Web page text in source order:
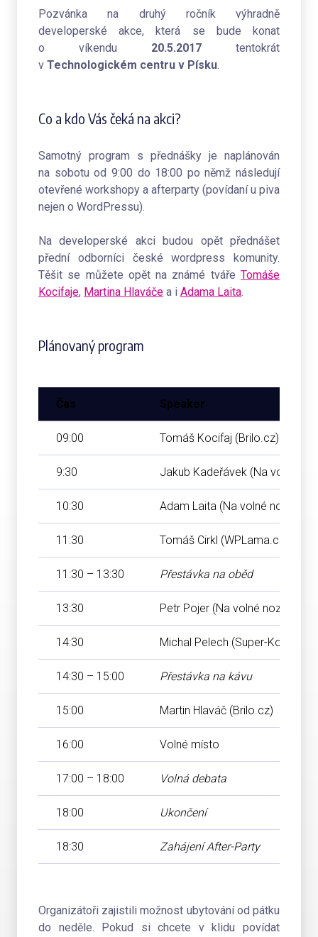
Pozvánka na druhý ročník výhradně
developerské akce, která se bude konat
o víkendu 20.5.2017 tentokrát
v Technologickém centru v Písku.
Co a kdo Vás čeká na akci?
Samotný program s přednášky je naplánován
na sobotu od 9:00 do 18:00 po němž následují
otevřené workshopy a afterparty (povídaní u piva
nejen o WordPressu).
Na developerské akci budou opět přednášet
přední odborníci české wordpress komunity.
Těšit se můžete opět na známé tváře Tomáše
Kocifaje, Martina Hlaváče a i Adama Laita.
Plánovaný program
Čas Speaker
09:00 Tomáš Kocifaj (Brilo.cz)
9:30 Jakub Kadeřávek (Na volné
10:30 Adam Laita (Na volné noze)
11:30 Tomáš Cirkl (WPLama.cz)
11:30 – 13:30 Přestávka na oběd
13:30 Petr Pojer (Na volné noze)
14:30 Michal Pelech (Super-Koderi.cz)
14:30 – 15:00 Přestávka na kávu
15:00 Martin Hlaváč (Brilo.cz)
16:00 Volné místo
17:00 – 18:00 Volná debata
18:00 Ukončení
18:30 Zahájení After-Party
Organizátoři zajistili možnost ubytování od pátku
do neděle. Pokud si chcete v klidu povídat